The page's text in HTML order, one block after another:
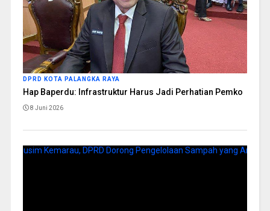
DPRD KOTA PALANGKA RAYA
Hap Baperdu: Infrastruktur Harus Jadi Perhatian Pemko
8 Juni 2026